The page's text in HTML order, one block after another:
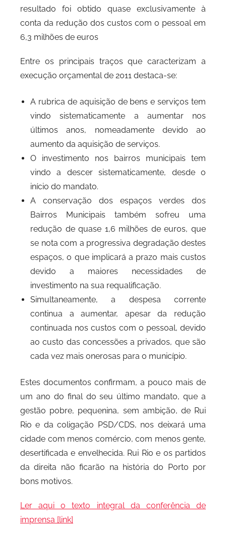
resultado foi obtido quase exclusivamente à
conta da redução dos custos com o pessoal em
6,3 milhões de euros
Entre os principais traços que caracterizam a
execução orçamental de 2011 destaca-se:
A rubrica de aquisição de bens e serviços tem
vindo sistematicamente a aumentar nos
últimos anos, nomeadamente devido ao
aumento da aquisição de serviços.
O investimento nos bairros municipais tem
vindo a descer sistematicamente, desde o
início do mandato.
A conservação dos espaços verdes dos
Bairros Municipais também sofreu uma
redução de quase 1,6 milhões de euros, que
se nota com a progressiva degradação destes
espaços, o que implicará a prazo mais custos
devido a maiores necessidades de
investimento na sua requalificação.
Simultaneamente, a despesa corrente
continua a aumentar, apesar da redução
continuada nos custos com o pessoal, devido
ao custo das concessões a privados, que são
cada vez mais onerosas para o município.
Estes documentos confirmam, a pouco mais de
um ano do final do seu último mandato, que a
gestão pobre, pequenina, sem ambição, de Rui
Rio e da coligação PSD/CDS, nos deixará uma
cidade com menos comércio, com menos gente,
desertificada e envelhecida. Rui Rio e os partidos
da direita não ficarão na história do Porto por
bons motivos.
Ler aqui o texto integral da conferência de
imprensa [link]